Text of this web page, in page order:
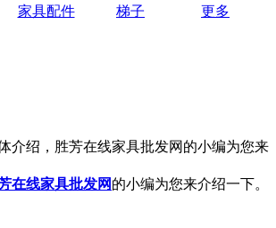
家具配件 梯子
更多
介绍，胜芳在线家具批发网的小编为您来
在线家具批发网的小编为您来介绍一下。